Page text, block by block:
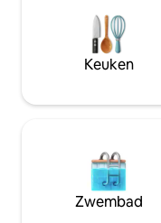
drukte van de stad.
doorreis is, voor een
een zakelijke
uit om je te zien!
Keuken
Zwembad